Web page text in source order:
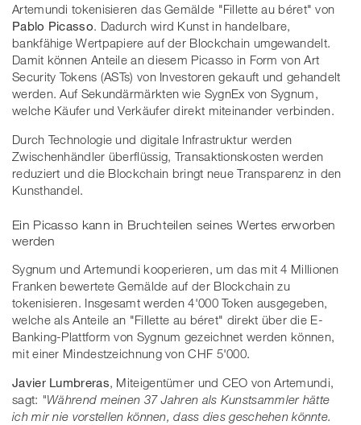
Artemundi tokenisieren das Gemälde "Fillette au béret" von
Pablo Picasso. Dadurch wird Kunst in handelbare,
bankfähige Wertpapiere auf der Blockchain umgewandelt.
Damit können Anteile an diesem Picasso in Form von Art
Security Tokens (ASTs) von Investoren gekauft und gehandelt
werden. Auf Sekundärmärkten wie SygnEx von Sygnum,
welche Käufer und Verkäufer direkt miteinander verbinden.
Durch Technologie und digitale Infrastruktur werden
Zwischenhändler überflüssig, Transaktionskosten werden
reduziert und die Blockchain bringt neue Transparenz in den
Kunsthandel.
Ein Picasso kann in Bruchteilen seines Wertes erworben
werden
Sygnum und Artemundi kooperieren, um das mit 4 Millionen
Franken bewertete Gemälde auf der Blockchain zu
tokenisieren. Insgesamt werden 4'000 Token ausgegeben,
welche als Anteile an "Fillette au béret" direkt über die E-
Banking-Plattform von Sygnum gezeichnet werden können,
mit einer Mindestzeichnung von CHF 5'000.
Javier Lumbreras, Miteigentümer und CEO von Artemundi,
sagt: "Während meinen 37 Jahren als Kunstsammler hätte
ich mir nie vorstellen können, dass dies geschehen könnte.